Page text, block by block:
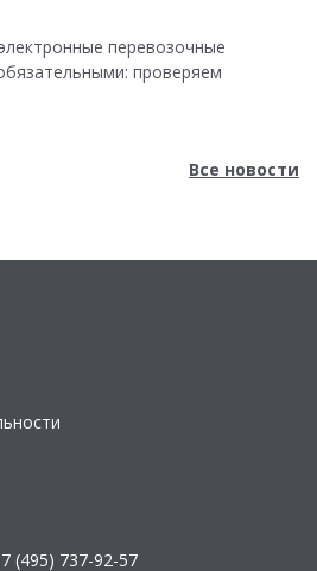
перевозочные
проверяем
Все новости
(495) 737-92-57